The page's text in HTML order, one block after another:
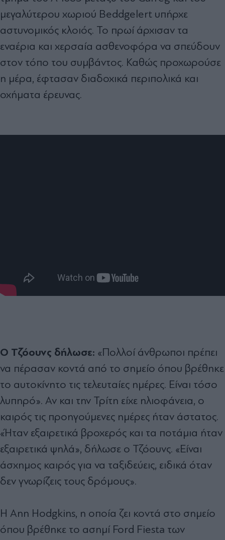
μεγαλύτερου χωριού Beddgelert υπήρχε
αστυνομικός κλοιός. Το πρωί άρχισαν τα
εναέρια και χερσαία ασθενοφόρα να σπεύδουν
στον τόπο του συμβάντος. Καθώς προχωρούσε
η μέρα, έφτασαν διαδοχικά περιπολικά και
οχήματα έρευνας.
Ο Τζόουνς δήλωσε: «Πολλοί άνθρωποι πρέπει
να πέρασαν κοντά από το σημείο όπου βρέθηκε
το αυτοκίνητο τις τελευταίες ημέρες. Είναι τόσο
λυπηρό». Αν και την Τρίτη είχε ηλιοφάνεια, ο
καιρός τις προηγούμενες ημέρες ήταν άστατος.
«Ήταν εξαιρετικά βροχερός και τα ποτάμια ήταν
εξαιρετικά ψηλά», δήλωσε ο Τζόουνς. «Είναι
άσχημος καιρός για να ταξιδεύεις, ειδικά όταν
δεν γνωρίζεις τους δρόμους».
Η Ann Hodgkins, η οποία ζει κοντά στο σημείο
όπου βρέθηκε το ασημί Ford Fiesta των